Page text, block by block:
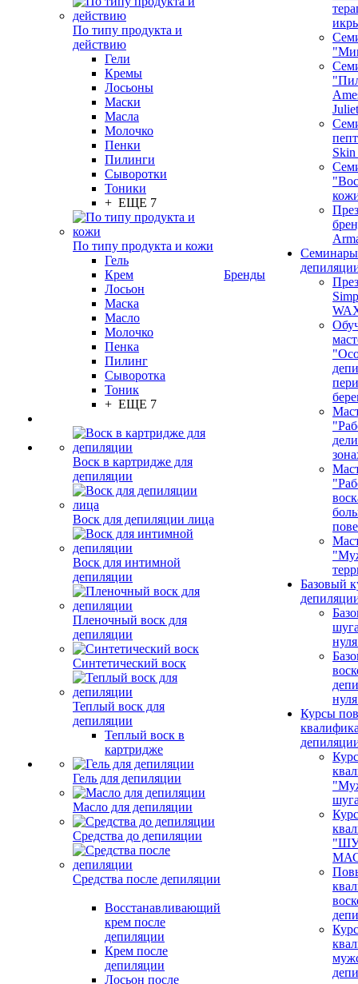
По типу продукта и
действию
Гели
Кремы
Лосьоны
Маски
Масла
Молочко
Пенки
Пилинги
Сыворотки
Тоники
+ ЕЩЕ 7
По типу продукта и кожи
Гель
Крем
Лосьон
Маска
Масло
Молочко
Пенка
Пилинг
Сыворотка
Тоник
+ ЕЩЕ 7
Воск в картридже для
депиляции
Воск для депиляции лица
Воск для интимной
депиляции
Пленочный воск для
депиляции
Синтетический воск
Теплый воск для
депиляции
Теплый воск в
картридже
Гель для депиляции
Масло для депиляции
Средства до депиляции
Средства после депиляции
Восстанавливающий
крем после
депиляции
Крем после
депиляции
Лосьон после
Бренды
Базовый
Курсы